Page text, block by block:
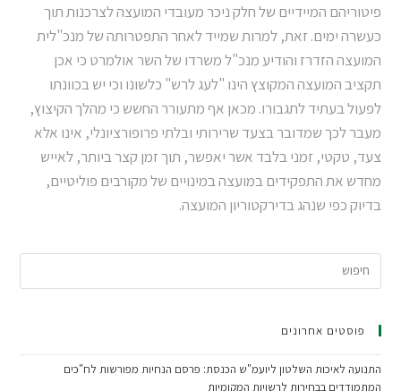
פיטוריהם המיידיים של חלק ניכר מעובדי המועצה לצרכנות תוך
כעשרה ימים. זאת, למרות שמייד לאחר התפטרותה של מנכ"לית
המועצה הזדרז והודיע מנכ"ל משרדו של השר אולמרט כי אכן
תקציב המועצה המקוצץ הינו "לעג לרש" כלשונו וכי יש בכוונתו
לפעול בעתיד לתגבורו. מכאן אף מתעורר החשש כי מהלך הקיצוץ,
מעבר לכך שמדובר בצעד שרירותי ובלתי פרופורציונלי, אינו אלא
צעד, טקטי, זמני בלבד אשר יאפשר, תוך זמן קצר ביותר, לאייש
מחדש את התפקידים במועצה במינויים של מקורבים פוליטיים,
בדיוק כפי שנהג בדירקטוריון המועצה.
פוסטים אחרונים
התנועה לאיכות השלטון ליועמ"ש הכנסת: פרסם הנחיות מפורשות לח"כים
המתמודדים בבחירות לרשויות המקומיות